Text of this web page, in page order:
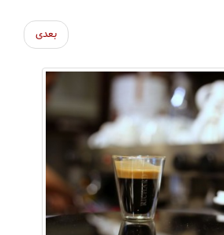
بعدی